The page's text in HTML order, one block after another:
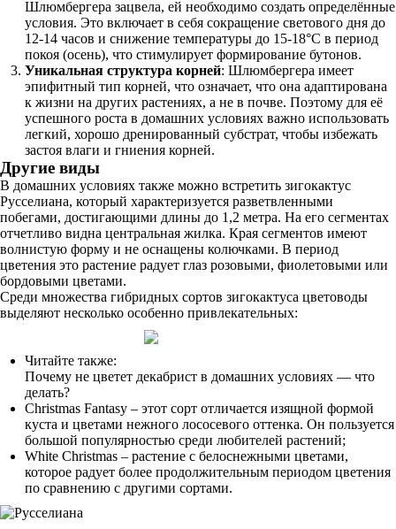
Шлюмбергера зацвела, ей необходимо создать определённые
условия. Это включает в себя сокращение светового дня до
12-14 часов и снижение температуры до 15-18°C в период
покоя (осень), что стимулирует формирование бутонов.
Уникальная структура корней: Шлюмбергера имеет
эпифитный тип корней, что означает, что она адаптирована
к жизни на других растениях, а не в почве. Поэтому для её
успешного роста в домашних условиях важно использовать
легкий, хорошо дренированный субстрат, чтобы избежать
застоя влаги и гниения корней.
Другие виды
В домашних условиях также можно встретить зигокактус
Русселиана, который характеризуется разветвленными
побегами, достигающими длины до 1,2 метра. На его сегментах
отчетливо видна центральная жилка. Края сегментов имеют
волнистую форму и не оснащены колючками. В период
цветения это растение радует глаз розовыми, фиолетовыми или
бордовыми цветами.
Среди множества гибридных сортов зигокактуса цветоводы
выделяют несколько особенно привлекательных:
Читайте также:
Почему не цветет декабрист в домашних условиях — что
делать?
Christmas Fantasy – этот сорт отличается изящной формой
куста и цветами нежного лососевого оттенка. Он пользуется
большой популярностью среди любителей растений;
White Christmas – растение с белоснежными цветами,
которое радует более продолжительным периодом цветения
по сравнению с другими сортами.